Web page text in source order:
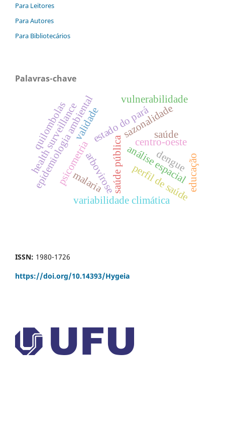
Para Leitores
Para Autores
Para Bibliotecários
Palavras-chave
sazonalidade
epidemiologia ambiental saúde pública
estado do pará
variabilidade climática
análise espacial
arbovirose
centro-oeste
psicometria
validade
vulnerabilidade
perfil de saúde
malaria
health surveillance dengueeducação
saúde
quilombolas
ISSN: 1980-1726
https://doi.org/10.14393/Hygeia